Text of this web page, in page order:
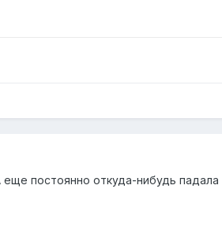
постоянно откуда-нибудь падала